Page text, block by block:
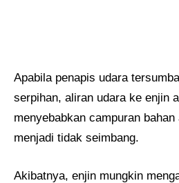
Apabila penapis udara
serpihan, aliran udara ke enjin
menyebabkan campuran bahan
menjadi tidak seimbang.
Akibatnya, enjin mungkin